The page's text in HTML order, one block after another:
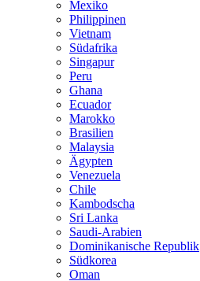
Mexiko
Philippinen
Vietnam
Südafrika
Singapur
Peru
Ghana
Ecuador
Marokko
Brasilien
Malaysia
Ägypten
Venezuela
Chile
Kambodscha
Sri Lanka
Saudi-Arabien
Dominikanische Republik
Südkorea
Oman